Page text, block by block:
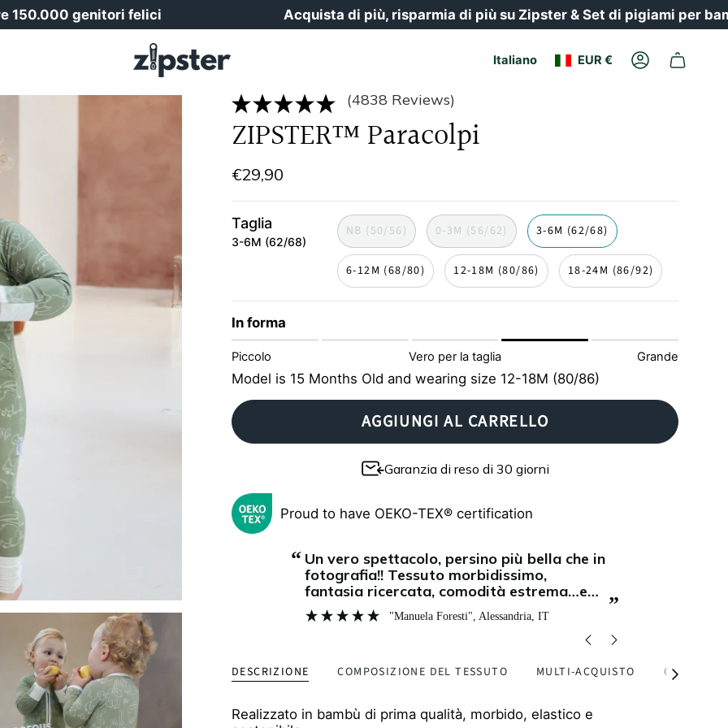
genitori felici Acquista di più, risparmia di più su Zipster & Set di pigiami per bambini
Lingua
Italiano Valuta
EUR €
Il
(4838 Reviews)
ZIPSTER™ Paracolpi
€29,90
Taglia
3-6M (62/68)
NB (50/56) 0-3M (56/62) 3-6M (62/68)
6-12M (68/80) 12-18M (80/86) 18-24M (86/92)
In forma
Piccolo Vero per la taglia Grande
Model is 15 Months Old and wearing size 12-18M (80/86)
AGGIUNGI AL CARRELLO
Garanzia di reso di 30 giorni
Proud to have OEKO-TEX® certification
really well in these zipster pajamas,
zipper makes nighttime changes
Monica, Munich, DE
“
”
Un vero spettacolo, persino più bella che in
fotografia!! Tessuto morbidissimo,
fantasia ricercata, comodità estrema…e
come sempre Amsterdam non si smentisce
mai: culla di design e innovazione!
"Manuela Foresti", Alessandria, IT
DESCRIZIONE COMPOSIZIONE DEL TESSUTO MULTI-ACQUISTO CURA
Vedi
Realizzato in bambù di prima qualità, morbido, elastico e